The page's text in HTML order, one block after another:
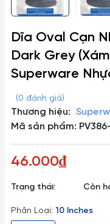
Dĩa Oval Cạn
Dark Grey
Superware
(0 đánh giá)
Thương hiệu:
Mã sản phẩm:
46.000₫
Trạng thái: Còn
Phân Loại: 10 Inches